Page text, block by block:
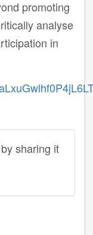
promoting
analyse
in
sharing it